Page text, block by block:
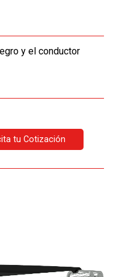
y el conductor
tu Cotización